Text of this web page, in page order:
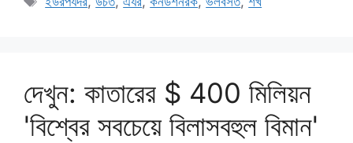
দেখুন: কাতারের $ 400 মিলিয়ন
'বিশ্বের সবচেয়ে বিলাসবহুল বিমান'